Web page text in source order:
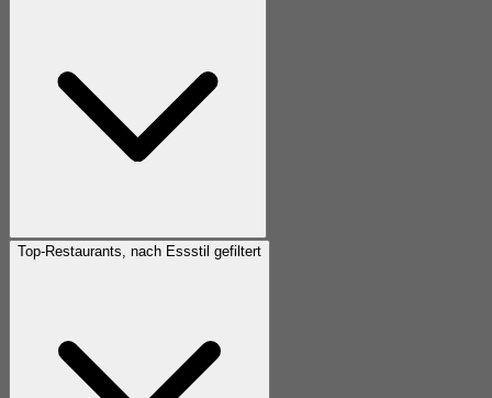
Top-Restaurants, nach Essstil gefiltert